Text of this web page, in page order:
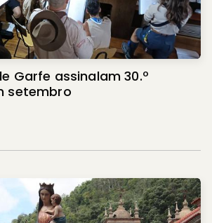
Garfe assinalam 30.º
setembro